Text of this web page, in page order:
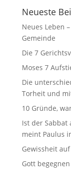
Neueste
Neues Leben
Gemeinde
Die 7
Moses 7
Die
Torheit und
10 Gründe,
Ist der Sabbat
meint Paulus
Gewissheit
Gott